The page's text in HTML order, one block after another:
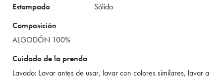
Estampado
Sólido
Composición
ALGODÓN 100%
Cuidado de la prenda
Lavado: Lavar antes de usar, lavar con colores similares, lavar a